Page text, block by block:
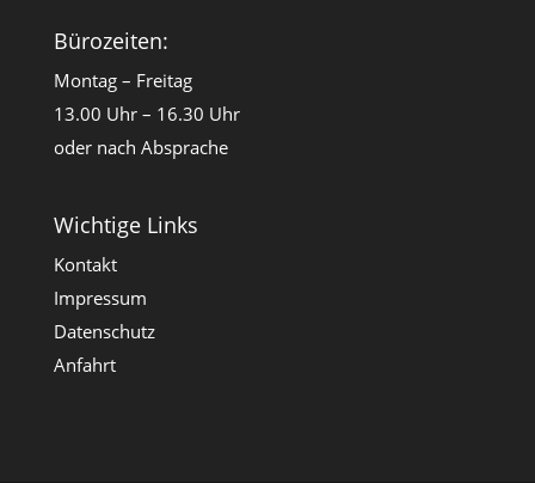
Bürozeiten:
Montag – Freitag
13.00 Uhr – 16.30 Uhr
oder nach Absprache
Wichtige Links
Kontakt
Impressum
Datenschutz
Anfahrt